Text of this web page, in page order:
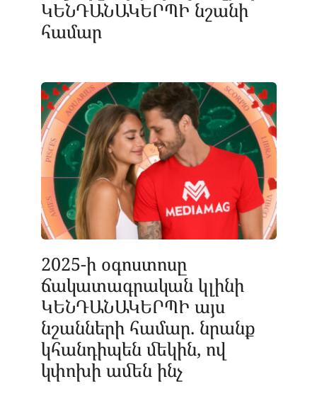
ԿԵՆԴԱՆԱԿԵՐՊԻ նշանի
համար
2025-ի օգոստոսը
ճակատագրական կլինի
ԿԵՆԴԱՆԱԿԵՐՊԻ այս
նշանների համար. նրանք
կհանդիպեն մեկին, ով
կփոխի ամեն ինչ